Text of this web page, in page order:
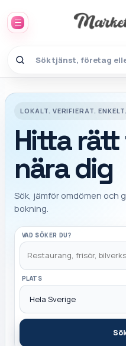
Marketplace
LOKALT. VERIFIERAT. ENKELT.
Hitta
nära dig
Sök, jämför omdömen och
bokning.
VAD SÖKER DU?
PLATS